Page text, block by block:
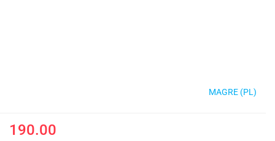
MAGRE (PL)
190.00